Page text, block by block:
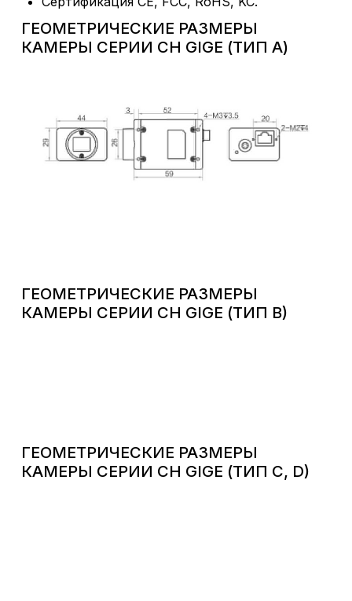
ГЕОМЕТРИЧЕСКИЕ РАЗМЕРЫ
КАМЕРЫ СЕРИИ CH GIGE (ТИП А)
ГЕОМЕТРИЧЕСКИЕ РАЗМЕРЫ
КАМЕРЫ СЕРИИ CH GIGE (ТИП B)
ГЕОМЕТРИЧЕСКИЕ РАЗМЕРЫ
КАМЕРЫ СЕРИИ CH GIGE (ТИП C, D)